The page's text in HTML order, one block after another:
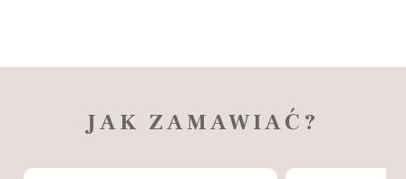
JAK ZAMAWIAĆ?